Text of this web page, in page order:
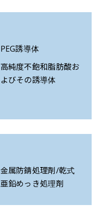
PEG誘導体
高純度不飽和脂肪酸お
よびその誘導体
金属防錆処理剤/乾式
亜鉛めっき処理剤